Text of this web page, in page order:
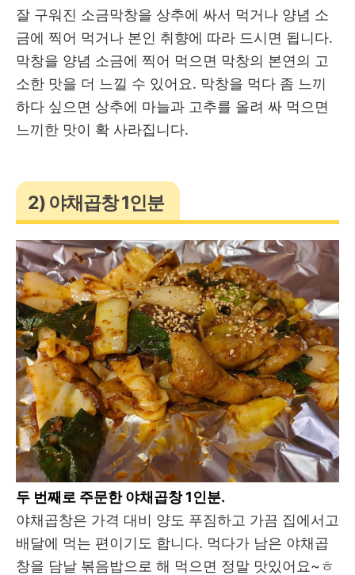
잘 구워진 소금막창을 상추에 싸서 먹거나 양념 소
금에 찍어 먹거나 본인 취향에 따라 드시면 됩니다.
막창을 양념 소금에 찍어 먹으면 막창의 본연의 고
소한 맛을 더 느낄 수 있어요. 막창을 먹다 좀 느끼
하다 싶으면 상추에 마늘과 고추를 올려 싸 먹으면
느끼한 맛이 확 사라집니다.
2) 야채곱창 1인분
두 번째로 주문한 야채곱창 1인분.
야채곱창은 가격 대비 양도 푸짐하고 가끔 집에서고
배달에 먹는 편이기도 합니다. 먹다가 남은 야채곱
창을 담날 볶음밥으로 해 먹으면 정말 맛있어요~ㅎ